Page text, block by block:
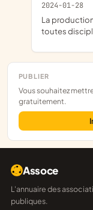
PUBLIER
Vous souhaitez mettre en avant votre association ? Inscrivez-la
gratuitement.
2024-01-28
la production et la diffusion de spectacles vivants
toutes
Assoce
L'annuaire des associations françaises, construit sur les données
publiques.